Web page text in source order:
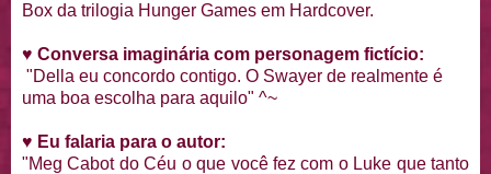
Box da trilogia Hunger Games em Hardcover.
♥ Conversa imaginária com personagem fictício:
"Della eu concordo contigo. O Swayer de realmente é
uma boa escolha para aquilo" ^~
♥ Eu falaria para o autor:
"Meg Cabot do Céu o que você fez com o Luke que tanto